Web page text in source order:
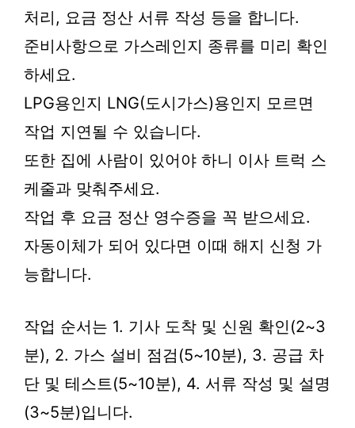
처리, 요금 정산 서류 작성 등을 합니다.
준비사항으로 가스레인지 종류를 미리 확인
하세요.
LPG용인지 LNG(도시가스)용인지 모르면
작업 지연될 수 있습니다.
또한 집에 사람이 있어야 하니 이사 트럭 스
케줄과 맞춰주세요.
작업 후 요금 정산 영수증을 꼭 받으세요.
자동이체가 되어 있다면 이때 해지 신청 가
능합니다.
작업 순서는 1. 기사 도착 및 신원 확인(2~3
분), 2. 가스 설비 점검(5~10분), 3. 공급 차
단 및 테스트(5~10분), 4. 서류 작성 및 설명
(3~5분)입니다.